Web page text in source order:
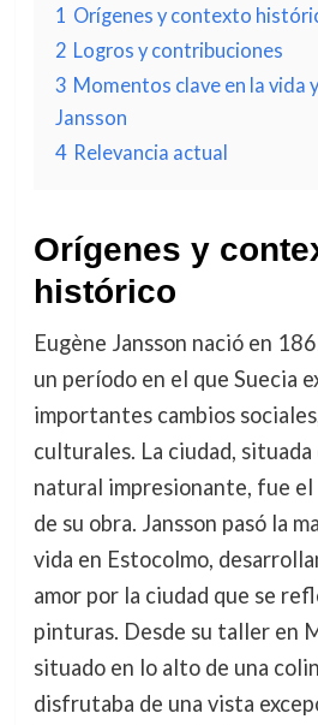
1 Orígenes y contexto
2 Logros y contribuciones
3 Momentos clave en la vida
Jansson
4 Relevancia actual
Orígenes y
histórico
Eugène Jansson nació en
un período en el que Suecia
importantes cambios
culturales. La ciudad,
natural impresionante, fue
de su obra. Jansson pasó la
vida en Estocolmo,
amor por la ciudad que se
pinturas. Desde su taller en
situado en lo alto de una
disfrutaba de una vista